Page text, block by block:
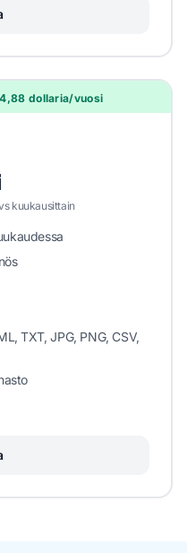
dollaria/vuosi
kuukausittain
TXT, JPG, PNG, CSV,